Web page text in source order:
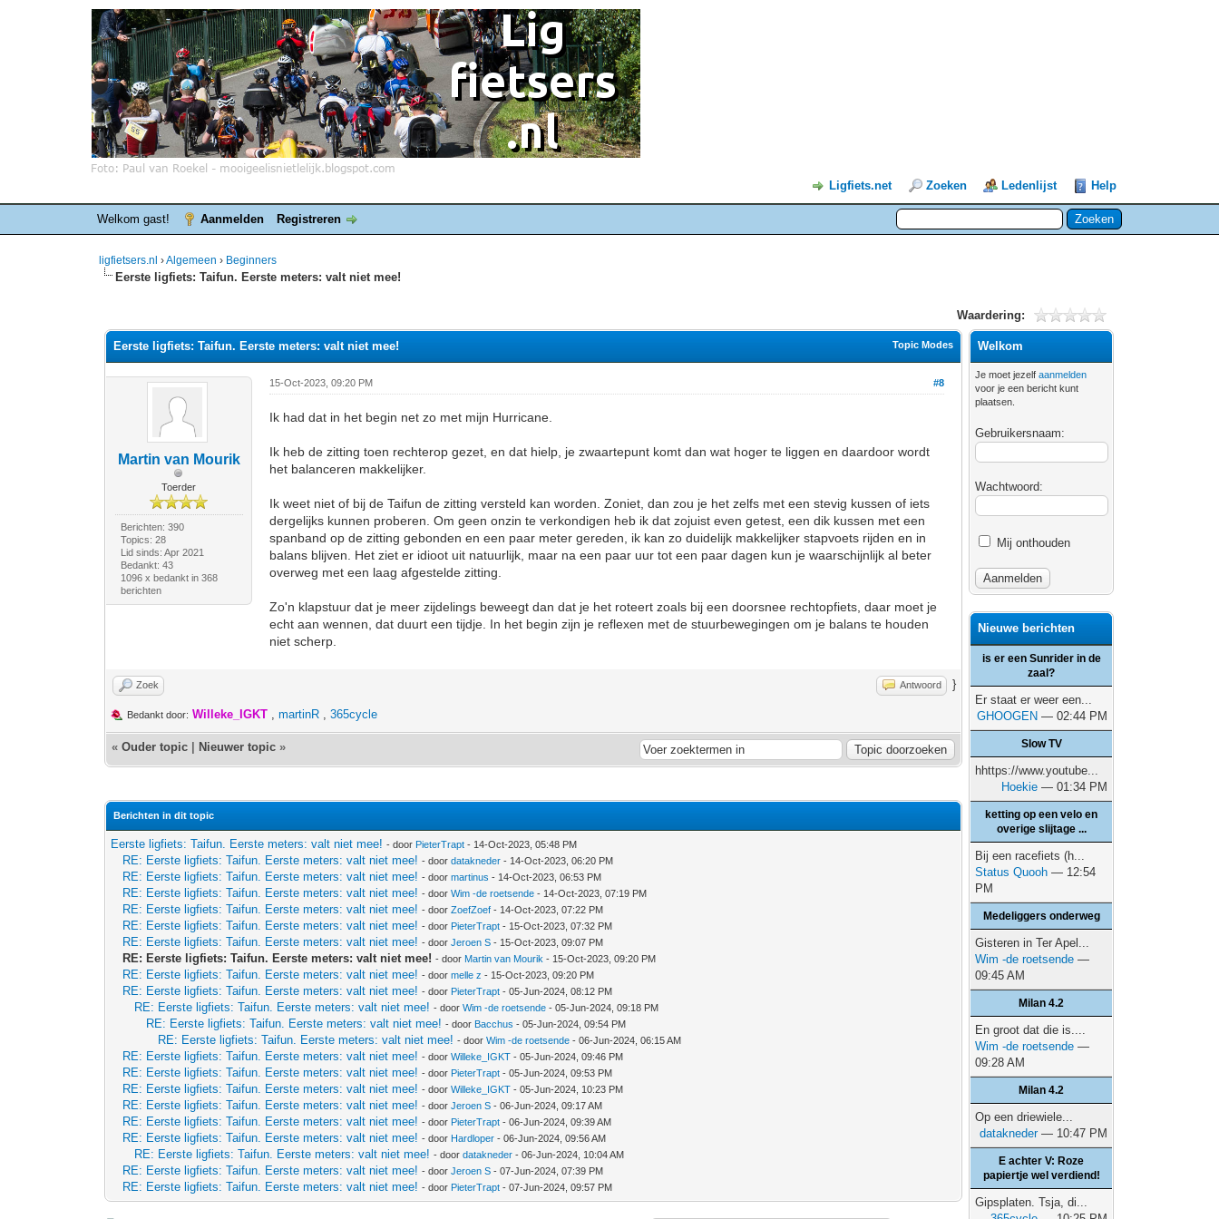
Ligfiets.net Zoeken Ledenlijst Help
Welkom gast! Aanmelden Registreren
ligfietsers.nl ›Algemeen › Beginners
Eerste ligfiets: Taifun. Eerste meters: valt niet mee!
Waardering:
Topic Modes
Eerste ligfiets: Taifun. Eerste meters: valt niet mee!
Martin van Mourik
Toerder
Berichten: 390
Topics: 28
Lid sinds: Apr 2021
Bedankt: 43
1096 x bedankt in 368
berichten
#8
15-Oct-2023, 09:20 PM
Ik had dat in het begin net zo met mijn Hurricane.
Ik heb de zitting toen rechterop gezet, en dat hielp, je zwaartepunt komt dan wat hoger te liggen en daardoor wordt
het balanceren makkelijker.
Ik weet niet of bij de Taifun de zitting versteld kan worden. Zoniet, dan zou je het zelfs met een stevig kussen of iets
dergelijks kunnen proberen. Om geen onzin te verkondigen heb ik dat zojuist even getest, een dik kussen met een
spanband op de zitting gebonden en een paar meter gereden, ik kan zo duidelijk makkelijker stapvoets rijden en in
balans blijven. Het ziet er idioot uit natuurlijk, maar na een paar uur tot een paar dagen kun je waarschijnlijk al beter
overweg met een laag afgestelde zitting.
Zo'n klapstuur dat je meer zijdelings beweegt dan dat je het roteert zoals bij een doorsnee rechtopfiets, daar moet je
echt aan wennen, dat duurt een tijdje. In het begin zijn je reflexen met de stuurbewegingen om je balans te houden
niet scherp.
Zoek Antwoord }
Bedankt door: Willeke_IGKT ,martinR ,365cycle
«Ouder topic Nieuwer topic »
Berichten in dit topic
Eerste ligfiets: Taifun. Eerste meters: valt niet mee! - door PieterTrapt - 14-Oct-2023, 05:48 PM
RE: Eerste ligfiets: Taifun. Eerste meters: valt niet mee! - doordatakneder - 14-Oct-2023, 06:20 PM
RE: Eerste ligfiets: Taifun. Eerste meters: valt niet mee! - doormartinus - 14-Oct-2023, 06:53 PM
RE: Eerste ligfiets: Taifun. Eerste meters: valt niet mee! - doorWim -de roetsende - 14-Oct-2023, 07:19 PM
RE: Eerste ligfiets: Taifun. Eerste meters: valt niet mee! - doorZoefZoef - 14-Oct-2023, 07:22 PM
RE: Eerste ligfiets: Taifun. Eerste meters: valt niet mee! - door PieterTrapt - 15-Oct-2023, 07:32 PM
RE: Eerste ligfiets: Taifun. Eerste meters: valt niet mee! - doorJeroen S - 15-Oct-2023, 09:07 PM
RE: Eerste ligfiets: Taifun. Eerste meters: valt niet mee! - door Martin van Mourik - 15-Oct-2023, 09:20 PM
RE: Eerste ligfiets: Taifun. Eerste meters: valt niet mee! - doormelle z - 15-Oct-2023, 09:20 PM
RE: Eerste ligfiets: Taifun. Eerste meters: valt niet mee! - door PieterTrapt - 05-Jun-2024, 08:12 PM
RE: Eerste ligfiets: Taifun. Eerste meters: valt niet mee! - doorWim -de roetsende - 05-Jun-2024, 09:18 PM
RE: Eerste ligfiets: Taifun. Eerste meters: valt niet mee! - door Bacchus - 05-Jun-2024, 09:54 PM
RE: Eerste ligfiets: Taifun. Eerste meters: valt niet mee! - doorWim -de roetsende - 06-Jun-2024, 06:15 AM
RE: Eerste ligfiets: Taifun. Eerste meters: valt niet mee! - doorWilleke_IGKT - 05-Jun-2024, 09:46 PM
RE: Eerste ligfiets: Taifun. Eerste meters: valt niet mee! - door PieterTrapt - 05-Jun-2024, 09:53 PM
RE: Eerste ligfiets: Taifun. Eerste meters: valt niet mee! - doorWilleke_IGKT - 05-Jun-2024, 10:23 PM
RE: Eerste ligfiets: Taifun. Eerste meters: valt niet mee! - doorJeroen S - 06-Jun-2024, 09:17 AM
RE: Eerste ligfiets: Taifun. Eerste meters: valt niet mee! - door PieterTrapt - 06-Jun-2024, 09:39 AM
RE: Eerste ligfiets: Taifun. Eerste meters: valt niet mee! - door Hardloper - 06-Jun-2024, 09:56 AM
RE: Eerste ligfiets: Taifun. Eerste meters: valt niet mee! - doordatakneder - 06-Jun-2024, 10:04 AM
RE: Eerste ligfiets: Taifun. Eerste meters: valt niet mee! - doorJeroen S - 07-Jun-2024, 07:39 PM
RE: Eerste ligfiets: Taifun. Eerste meters: valt niet mee! - door PieterTrapt - 07-Jun-2024, 09:57 PM
Welkom
Je moet jezelfaanmelden
voor je een bericht kunt
plaatsen.
Gebruikersnaam:
Wachtwoord:
Mij onthouden
Nieuwe berichten
is er een Sunrider in de
zaal?
Er staat er weer een...
GHOOGEN — 02:44 PM
Slow TV
hhttps://www.youtube...
Hoekie — 01:34 PM
ketting op een velo en
overige slijtage ...
Bij een racefiets (h...
Status Quooh — 12:54
PM
Medeliggers onderweg
Gisteren in Ter Apel...
Wim -de roetsende —
09:45 AM
Milan 4.2
En groot dat die is....
Wim -de roetsende —
09:28 AM
Milan 4.2
Op een driewiele...
datakneder— 10:47 PM
E achter V: Roze
papiertje wel verdiend!
Gipsplaten. Tsja, di...